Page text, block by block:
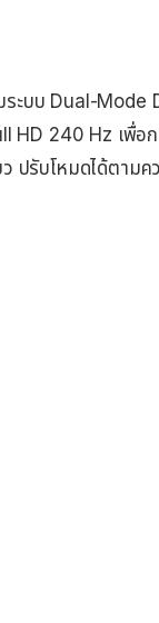
ะบบ Dual-Mode
HD 240 Hz เพื่อ
ว ปรับโหมดได้ตาม